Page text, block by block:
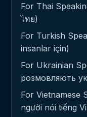
For Thai
ไทย)
For Turkish
insanlar için)
For Ukrainian
розмовляють
For Vietnamese
người nói tiếng